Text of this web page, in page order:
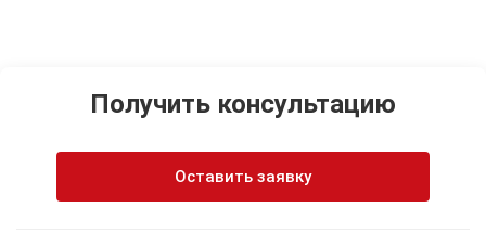
Получить консультацию
Оставить заявку